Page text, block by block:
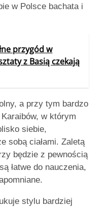
w Polsce bachata i
przygód w
z Basią czekają
a przy tym bardzo
w którym
siebie,
sobą ciałami. Zaletą
będzie z pewnością
łatwe do nauczenia,
stylu bardziej